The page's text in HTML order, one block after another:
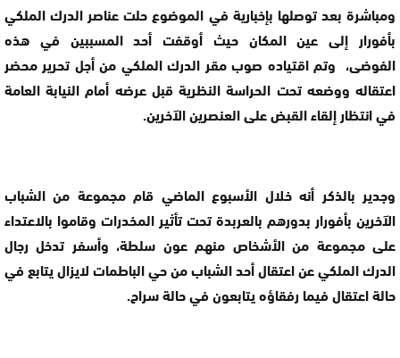
ومباشرة بعد توصلها بإخبارية في الموضوع حلت عناصر الدرك الملكي
بأفورار إلى عين المكان حيث أوقفت أحد المسببين في هذه
الفوضى، وتم اقتياده صوب مقر الدرك الملكي من أجل تحرير محضر
اعتقاله ووضعه تحت الحراسة النظرية قبل عرضه أمام النيابة العامة
في انتظار إلقاء القبض على العنصرين الآخرين.
وجدير بالذكر أنه خلال الأسبوع الماضي قام مجموعة من الشباب
الآخرين بأفورار بدورهم بالعربدة تحت تأثير المخدرات وقاموا بالاعتداء
على مجموعة من الأشخاص منهم عون سلطة، وأسفر تدخل رجال
الدرك الملكي عن اعتقال أحد الشباب من حي الباطمات لايزال يتابع في
حالة اعتقال فيما رفقاؤه يتابعون في حالة سراح.